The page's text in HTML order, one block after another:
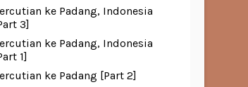
ke Padang, Indonesia
3]
ke Padang, Indonesia
1]
ke Padang [Part 2]